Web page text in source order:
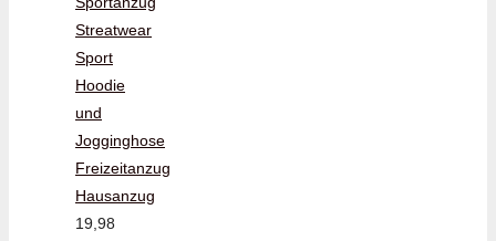
Streatwear
Sport
Hoodie
und
Jogginghose
Freizeitanzug
Hausanzug
19,98